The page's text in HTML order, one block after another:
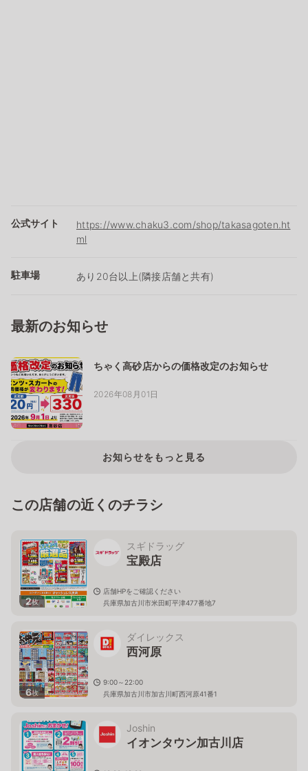
公式サイト
https://www.chaku3.com/shop/takasagoten.ht
ml
駐車場 あり20台以上(隣接店舗と共有)
最新のお知らせ
ちゃく高砂店からの価格改定のお知らせ
2026年08月01日
お知らせをもっと見る
この店舗の近くのチラシ
2枚
スギドラッグ
宝殿店
店舗HPをご確認ください
兵庫県加古川市米田町平津477番地7
6枚
ダイレックス
西河原
9:00～22:00
兵庫県加古川市加古川町西河原41番1
Joshin
イオンタウン加古川店